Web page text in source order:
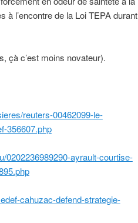
l’encontre de la Loi TEPA durant
çà c’est moins novateur).
reuters-00462099-le-
356607.php
0202236989290-ayrault-courtise-
cahuzac-defend-strategie-